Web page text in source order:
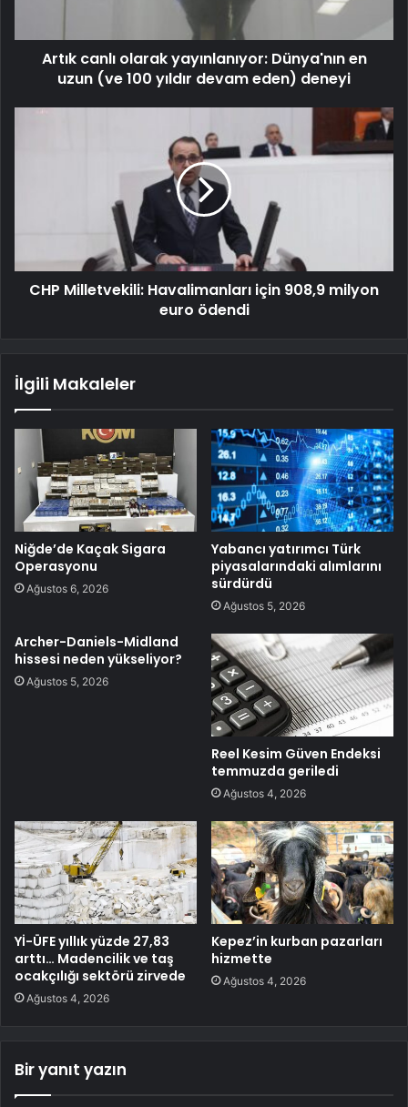
Artık canlı olarak yayınlanıyor: Dünya'nın en
uzun (ve 100 yıldır devam eden) deneyi
CHP Milletvekili: Havalimanları için 908,9 milyon
euro ödendi
İlgili Makaleler
Niğde’de Kaçak Sigara
Operasyonu
Ağustos 6, 2026
Yabancı yatırımcı Türk
piyasalarındaki alımlarını
sürdürdü
Ağustos 5, 2026
Archer-Daniels-Midland
hissesi neden yükseliyor?
Ağustos 5, 2026
Reel Kesim Güven Endeksi
temmuzda geriledi
Ağustos 4, 2026
Yİ-ÜFE yıllık yüzde 27,83
arttı… Madencilik ve taş
ocakçılığı sektörü zirvede
Ağustos 4, 2026
Kepez’in kurban pazarları
hizmette
Ağustos 4, 2026
Bir yanıt yazın